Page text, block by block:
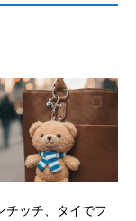
チッチ、タイでフ